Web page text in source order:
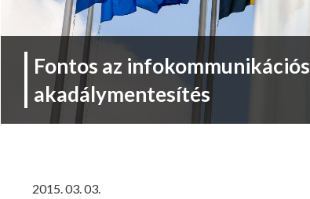
Fontos az infokommunikációs
akadálymentesítés
2015. 03. 03.